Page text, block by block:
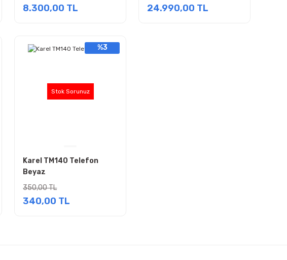
8.300,00 TL 24.990,00 TL
Stok Sorunuz
%3
Karel TM140 Telefon
Beyaz
350,00 TL
340,00 TL